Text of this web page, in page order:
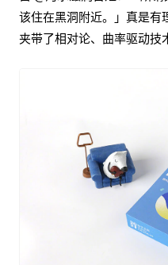
该住在黑洞附近。」真是有
夹带了相对论、曲率驱动技